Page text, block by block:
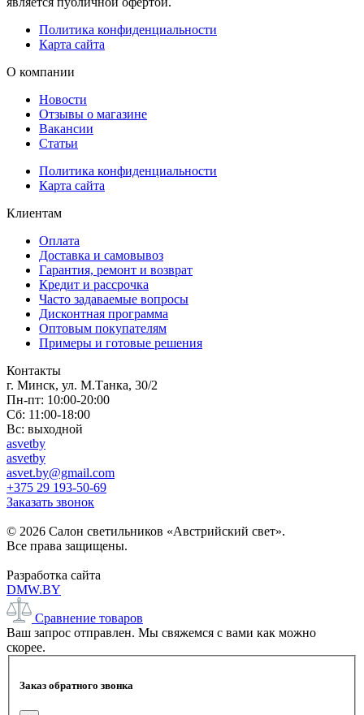
Политика конфиденциальности
Карта сайта
О компании
Новости
Отзывы о магазине
Вакансии
Статьи
Политика конфиденциальности
Карта сайта
Клиентам
Оплата
Доставка и самовывоз
Гарантия, ремонт и возврат
Кредит и рассрочка
Часто задаваемые вопросы
Дисконтная программа
Оптовым покупателям
Примеры и готовые решения
Контакты
г. Минск, ул. М.Танка, 30/2
Пн-пт: 10:00-20:00
Сб: 11:00-18:00
Вс: выходной
asvetby
asvetby
asvet.by@gmail.com
+375 29 193-50-69
Заказать звонок
© 2026 Салон светильников «Австрийский свет».
Все права защищены.
Разработка сайта
DMW.BY
Сравнение товаров
Ваш запрос отправлен. Мы свяжемся с вами как можно
скорее.
Заказ обратного звонка